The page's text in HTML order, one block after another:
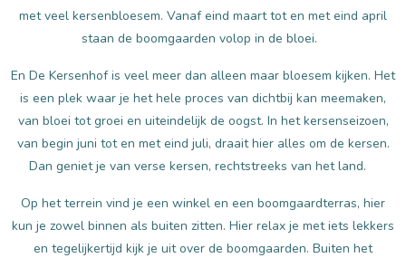
met veel kersenbloesem. Vanaf eind maart tot en met eind april
staan de boomgaarden volop in de bloei.
En De Kersenhof is veel meer dan alleen maar bloesem kijken. Het
is een plek waar je het hele proces van dichtbij kan meemaken,
van bloei tot groei en uiteindelijk de oogst. In het kersenseizoen,
van begin juni tot en met eind juli, draait hier alles om de kersen.
Dan geniet je van verse kersen, rechtstreeks van het land.
Op het terrein vind je een winkel en een boomgaardterras, hier
kun je zowel binnen als buiten zitten. Hier relax je met iets lekkers
en tegelijkertijd kijk je uit over de boomgaarden. Buiten het